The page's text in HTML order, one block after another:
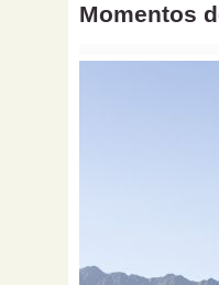
Momentos